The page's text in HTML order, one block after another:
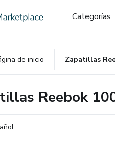
Categorías
de inicio
Reebok